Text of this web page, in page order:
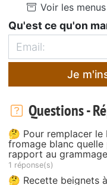
Voir les menus
Qu'est ce qu'on
Je
Questions -
🤔 Pour remplacer le
fromage blanc
rapport au
1 réponse(s)
🤔 Recette beignets